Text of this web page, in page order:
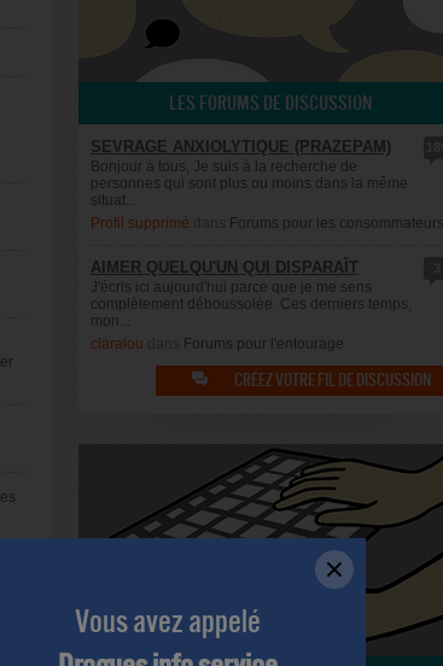
LES FORUMS DE DISCUSSION
SEVRAGE ANXIOLYTIQUE (PRAZEPAM)
Bonjour à tous, Je suis à la recherche de
personnes qui sont plus ou moins dans la même
situat...
Profil supprimé
Forums pour les consommateurs
AIMER QUELQU'UN QUI DISPARAÎT
J'écris ici aujourd'hui parce que je me sens
complètement déboussolée. Ces derniers temps,
mon...
claralou
Forums pour l'entourage
 CRÉEZ VOTRE FIL DE DISCUSSION
Vous avez appelé